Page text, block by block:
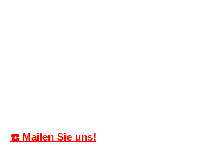
☎️ Mailen Sie uns!